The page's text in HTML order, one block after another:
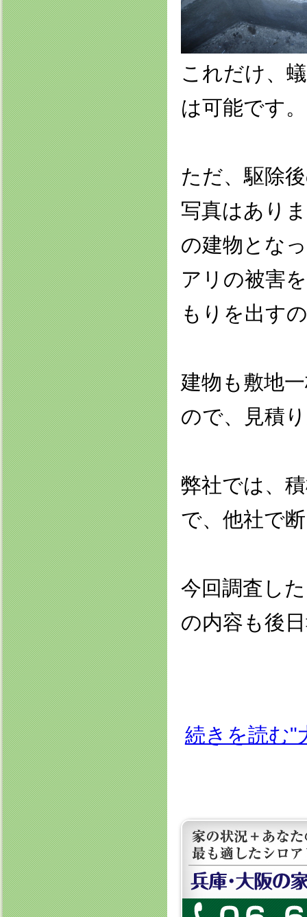
これだけ、
は可能です。
ただ、駆除
写真はあり
の建物とな
アリの被害
もりを出す
建物も敷地
ので、見積
弊社では、
で、他社で
今回調査し
の内容も後
続きを読む"